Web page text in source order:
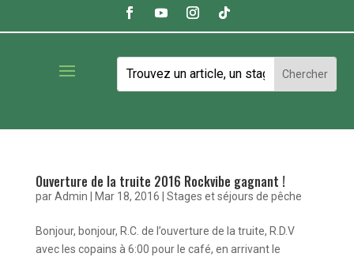
Ouverture de la truite 2016 Rockvibe gagnant !
parAdmin Mar 18, 2016 Stages et séjours de pêche
Bonjour, bonjour, R.C. de l’ouverture de la truite, R.D.V
avec les copains à 6:00 pour le café, en arrivant le